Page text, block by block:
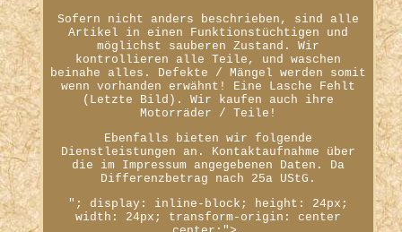
Sofern nicht anders beschrieben, sind alle
Artikel in einen Funktionstüchtigen und
möglichst sauberen Zustand. Wir
kontrollieren alle Teile, und waschen
beinahe alles. Defekte / Mängel werden somit
wenn vorhanden erwähnt! Eine Lasche Fehlt
(Letzte Bild). Wir kaufen auch ihre
Motorräder / Teile!
Ebenfalls bieten wir folgende
Dienstleistungen an. Kontaktaufnahme über
die im Impressum angegebenen Daten. Da
Differenzbetrag nach 25a UStG.
"; display: inline-block; height: 24px;
width: 24px; transform-origin: center